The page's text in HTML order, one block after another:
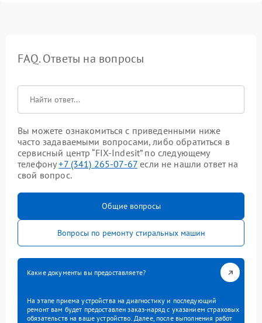
FAQ. Ответы на вопросы
Вы можете ознакомиться с приведенными ниже
часто задаваемыми вопросами, либо обратиться в
сервисный центр “FIX-Indesit” по следующему
телефону+7 (341) 265-07-67 если не нашли ответ на
свой вопрос.
Общие вопросы
Вопросы по ремонту стиральных машин
Какие документы вы предоставляете?
На этапе приема устройства на диагностику и последующий
ремонт вам будет предоставлен заказ-наряд с указанием страховых
обязательств на ваше устройство. Далее, после выполнения работ